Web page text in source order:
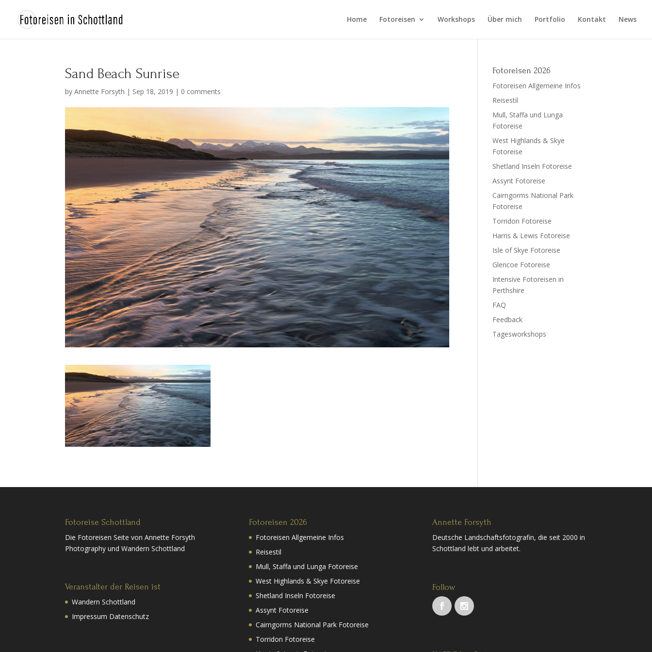
Home Fotoreisen Workshops Über mich Portfolio Kontakt News
Sand Beach Sunrise
byAnnette Forsyth | Sep 18, 2019 | 0 comments
Fotoreisen 2026
Fotoreisen Allgemeine Infos
Reisestil
Mull, Staffa und Lunga
Fotoreise
West Highlands & Skye
Fotoreise
Shetland Inseln Fotoreise
Assynt Fotoreise
Cairngorms National Park
Fotoreise
Torridon Fotoreise
Harris & Lewis Fotoreise
Isle of Skye Fotoreise
Glencoe Fotoreise
Intensive Fotoreisen in
Perthshire
FAQ
Feedback
Tagesworkshops
Fotoreise Schottland
Die Fotoreisen Seite von Annette Forsyth
Photography und Wandern Schottland
Veranstalter der Reisen ist
Wandern Schottland
Impressum Datenschutz
Fotoreisen 2026
Fotoreisen Allgemeine Infos
Reisestil
Mull, Staffa und Lunga Fotoreise
West Highlands & Skye Fotoreise
Shetland Inseln Fotoreise
Assynt Fotoreise
Cairngorms National Park Fotoreise
Torridon Fotoreise
Annette Forsyth
Deutsche Landschaftsfotografin, die seit 2000 in
Schottland lebt und arbeitet.
Follow